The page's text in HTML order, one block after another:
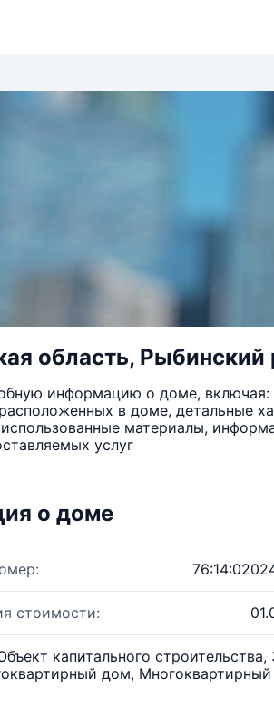
область,
информацию о доме, включая:
в доме, детальные
материалы,
услуг
о доме
стоимости:
капитального строительства,
дом,